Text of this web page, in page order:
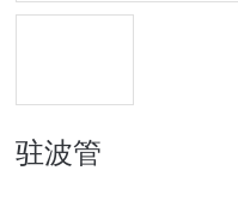
驻波管